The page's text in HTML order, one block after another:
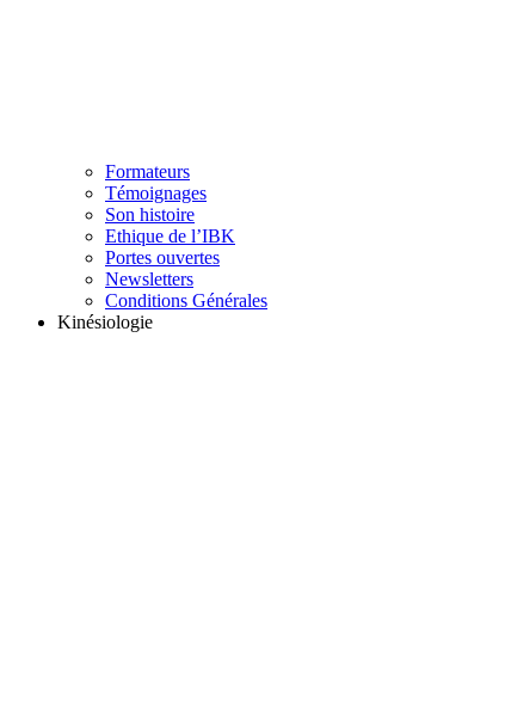
Formateurs
Témoignages
Son histoire
Ethique de l’IBK
Portes ouvertes
Newsletters
Conditions Générales
Kinésiologie